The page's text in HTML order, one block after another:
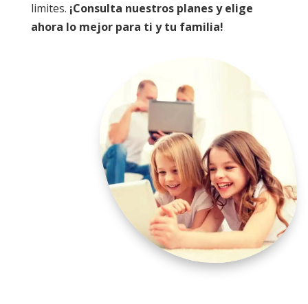
limites. ¡Consulta nuestros planes y elige
ahora lo mejor para ti y tu familia!